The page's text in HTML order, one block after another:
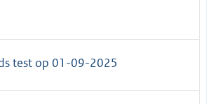
test op 01-09-2025